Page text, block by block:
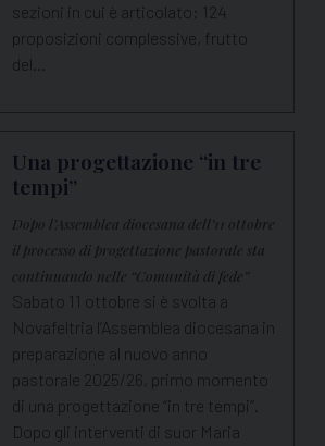
sezioni in cui è articolato: 124
proposizioni complessive, frutto
del…
Una progettazione “in tre
tempi”
Dopo l’Assemblea diocesana dell’11 ottobre
il processo di progettazione pastorale sta
continuando nelle “Comunità di fede”
Sabato 11 ottobre si è svolta a
Novafeltria l’Assemblea diocesana in
preparazione al nuovo anno
pastorale 2025/26, primo momento
di una progettazione “in tre tempi”.
Dopo gli interventi di suor Maria